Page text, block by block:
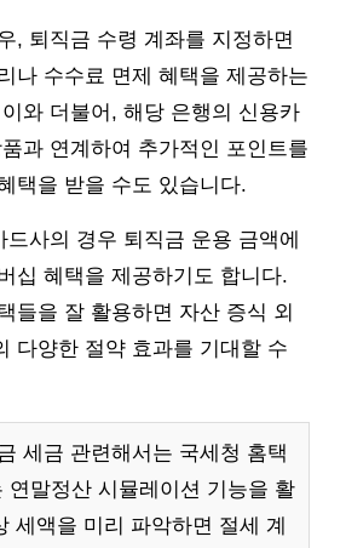
, 퇴직금 수령 계좌를 지정하면
나 수수료 면제 혜택을 제공하는
와 더불어, 해당 은행의 신용카
과 연계하여 추가적인 포인트를
택을 받을 수도 있습니다.
드사의 경우 퇴직금 운용 금액에
십 혜택을 제공하기도 합니다.
들을 잘 활용하면 자산 증식 외
다양한 절약 효과를 기대할 수
세금 관련해서는 국세청 홈택
연말정산 시뮬레이션 기능을 활
세액을 미리 파악하면 절세 계